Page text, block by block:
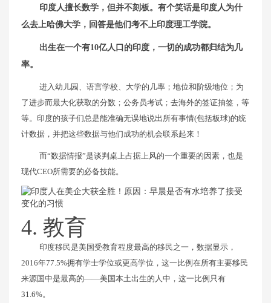
印度人擅长数学，但并不刻板。有个笑话是印度人为什
么去上哈佛大学，回答是他们考不上印度理工学院。
出生在一个有10亿人口的印度，一切的成功都归结为几
率。
进入幼儿园、语言学校、大学的几率；地位和阶级地位；为
了进步而最大化获取的分数；公务员考试；去海外的签证抽签，等
等。印度的孩子们总是能准确无误地说出所有事情(包括板球)的统
计数据，并把这些数据与他们成功的机会联系起来！
而“数据情报”是谈判桌上占据上风的一个重要的因素，也是
现代CEO所需要的必备技能。
4. 教育
印度移民是美国受教育程度最高的移民之一，数据显示，
2016年77.5%拥有学士学位或更高学位，这一比例在所有主要移民
来源国中是最高的——美国本土出生的人中，这一比例只有
31.6%。